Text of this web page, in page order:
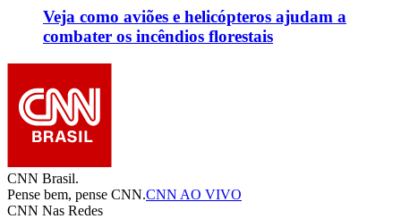
Veja como aviões e helicópteros ajudam a
combater os incêndios florestais
CNN Brasil.
Pense bem, pense CNN.CNN AO VIVO
CNN Nas Redes